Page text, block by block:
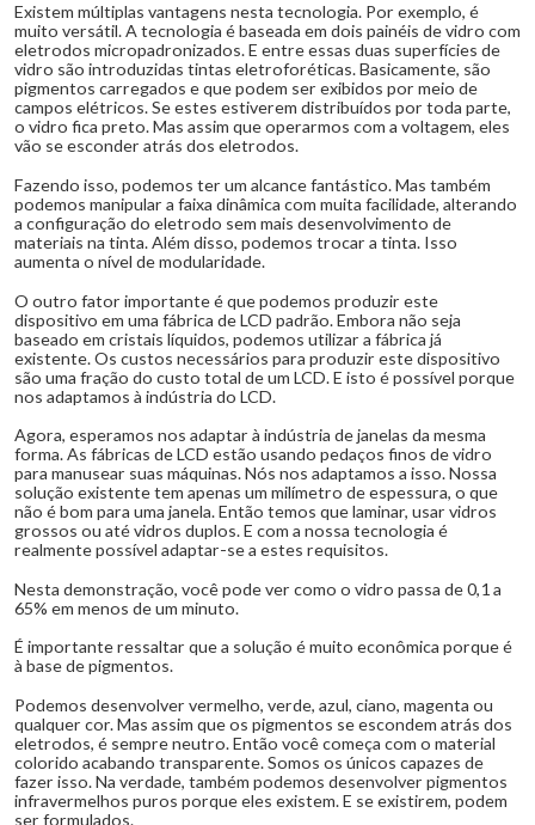
Existem múltiplas vantagens nesta tecnologia. Por exemplo, é
muito versátil. A tecnologia é baseada em dois painéis de vidro com
eletrodos micropadronizados. E entre essas duas superfícies de
vidro são introduzidas tintas eletroforéticas. Basicamente, são
pigmentos carregados e que podem ser exibidos por meio de
campos elétricos. Se estes estiverem distribuídos por toda parte,
o vidro fica preto. Mas assim que operarmos com a voltagem, eles
vão se esconder atrás dos eletrodos.
Fazendo isso, podemos ter um alcance fantástico. Mas também
podemos manipular a faixa dinâmica com muita facilidade, alterando
a configuração do eletrodo sem mais desenvolvimento de
materiais na tinta. Além disso, podemos trocar a tinta. Isso
aumenta o nível de modularidade.
O outro fator importante é que podemos produzir este
dispositivo em uma fábrica de LCD padrão. Embora não seja
baseado em cristais líquidos, podemos utilizar a fábrica já
existente. Os custos necessários para produzir este dispositivo
são uma fração do custo total de um LCD. E isto é possível porque
nos adaptamos à indústria do LCD.
Agora, esperamos nos adaptar à indústria de janelas da mesma
forma. As fábricas de LCD estão usando pedaços finos de vidro
para manusear suas máquinas. Nós nos adaptamos a isso. Nossa
solução existente tem apenas um milímetro de espessura, o que
não é bom para uma janela. Então temos que laminar, usar vidros
grossos ou até vidros duplos. E com a nossa tecnologia é
realmente possível adaptar-se a estes requisitos.
Nesta demonstração, você pode ver como o vidro passa de 0,1 a
65% em menos de um minuto.
É importante ressaltar que a solução é muito econômica porque é
à base de pigmentos.
Podemos desenvolver vermelho, verde, azul, ciano, magenta ou
qualquer cor. Mas assim que os pigmentos se escondem atrás dos
eletrodos, é sempre neutro. Então você começa com o material
colorido acabando transparente. Somos os únicos capazes de
fazer isso. Na verdade, também podemos desenvolver pigmentos
infravermelhos puros porque eles existem. E se existirem, podem
ser formulados.